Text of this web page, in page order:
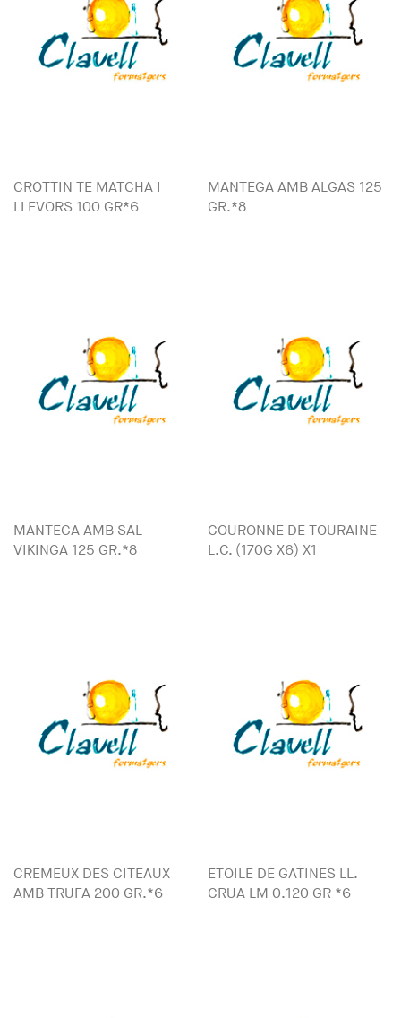
CROTTIN TE MATCHA I
LLEVORS 100 GR*6
MANTEGA AMB ALGAS 125
GR.*8
MANTEGA AMB SAL
VIKINGA 125 GR.*8
COURONNE DE TOURAINE
L.C. (170G X6) X1
CREMEUX DES CITEAUX
AMB TRUFA 200 GR.*6
ETOILE DE GATINES LL.
CRUA LM 0.120 GR *6